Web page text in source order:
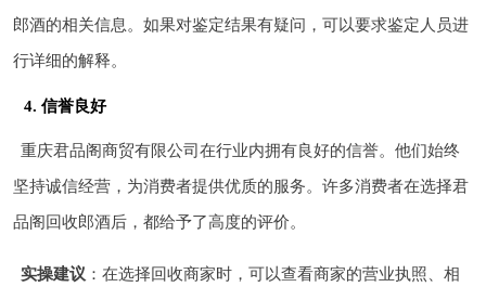
郎酒的相关信息。如果对鉴定结果有疑问，可以要求鉴定人员进
行详细的解释。
4. 信誉良好
重庆君品阁商贸有限公司在行业内拥有良好的信誉。他们始终
坚持诚信经营，为消费者提供优质的服务。许多消费者在选择君
品阁回收郎酒后，都给予了高度的评价。
实操建议 ：在选择回收商家时，可以查看商家的营业执照、相